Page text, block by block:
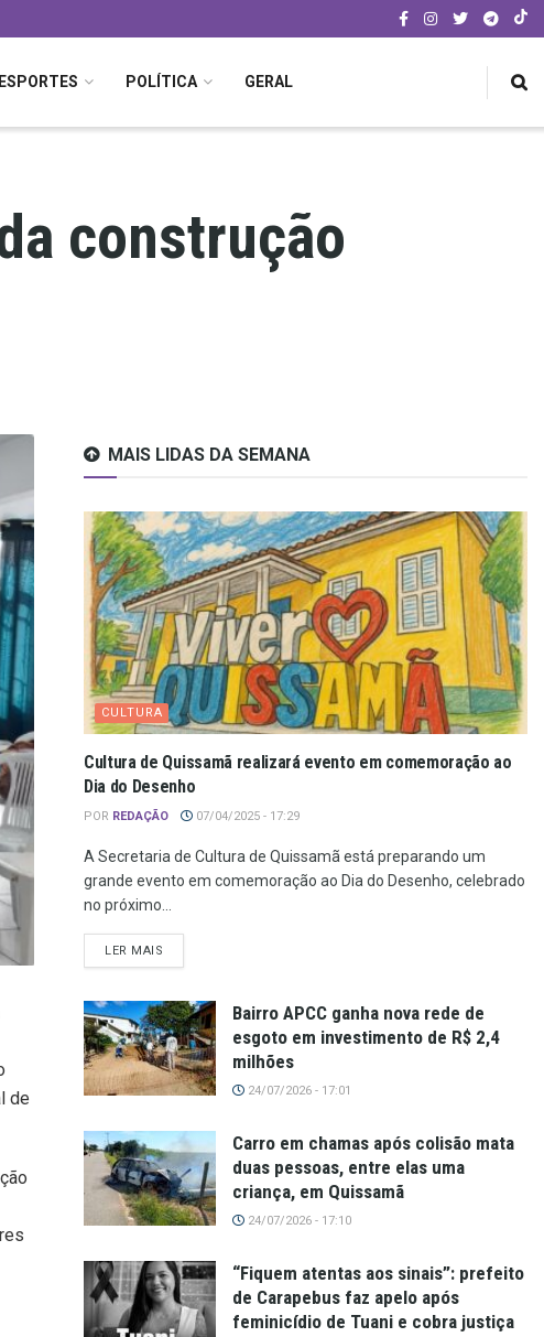
ESPORTES POLÍTICA GERAL
construção
de
MAIS LIDAS DA SEMANA
CULTURA
Cultura de Quissamã realizará evento em comemoração ao
Dia do Desenho
POR REDAÇÃO 07/04/2025 - 17:29
A Secretaria de Cultura de Quissamã está preparando um
grande evento em comemoração ao Dia do Desenho, celebrado
no próximo...
LER MAIS
Bairro APCC ganha nova rede de
esgoto em investimento de R$ 2,4
milhões
24/07/2026 - 17:01
Carro em chamas após colisão mata
duas pessoas, entre elas uma
criança, em Quissamã
24/07/2026 - 17:10
“Fiquem atentas aos sinais”: prefeito
de Carapebus faz apelo após
feminicídio de Tuani e cobra justiça